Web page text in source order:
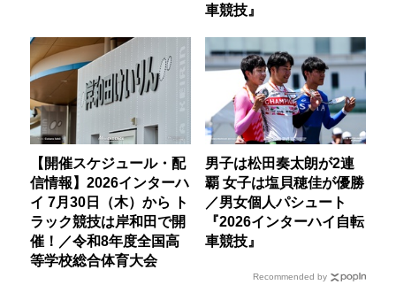
車競技』
【開催スケジュール・配
信情報】2026インターハ
イ 7月30日（木）から ト
ラック競技は岸和田で開
催！／令和8年度全国高
等学校総合体育大会
男子は松田奏太朗が2連
覇 女子は塩貝穂佳が優勝
／男女個人パシュート
『2026インターハイ自転
車競技』
Recommended by